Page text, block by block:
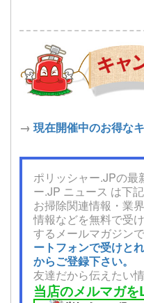
→ 現在開催中のお得な
ポリッシャー.JPの最
ー.JP ニュース は下
お掃除関連情報・業
情報などを無料で受
するメールマガジンで
ートフォンで受けと
からご登録下さい。
友達だから伝えたい
当店のメルマガ